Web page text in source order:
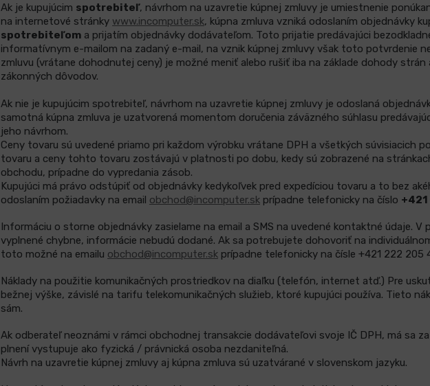
Ak je kupujúcim spotrebiteľ, návrhom na uzavretie kúpnej zmluvy je umiestnenie
na internetové stránky www.incomputer.sk, kúpna zmluva vzniká odoslaním objednávky
spotrebiteľom a prijatím objednávky dodávateľom. Toto prijatie predávajúci
informatívnym e-mailom na zadaný e-mail, na vznik kúpnej zmluvy však toto potvrdenie
zmluvu (vrátane dohodnutej ceny) je možné meniť alebo rušiť iba na základe dohody strán
zákonných dôvodov.
Ak nie je kupujúcim spotrebiteľ, návrhom na uzavretie kúpnej zmluvy je odoslaná
samotná kúpna zmluva je uzatvorená momentom doručenia záväzného súhlasu
jeho návrhom.
Ceny tovaru sú uvedené priamo pri každom výrobku vrátane DPH a všetkých súvisiacich
tovaru a ceny tohto tovaru zostávajú v platnosti po dobu, kedy sú zobrazené na
obchodu, prípadne do vypredania zásob.
Kupujúci má právo odstúpiť od objednávky kedykoľvek pred expedíciou tovaru a to bez
odoslaním požiadavky na email obchod@incomputer.sk prípadne telefonicky na číslo
Informáciu o storne objednávky zasielame na email a SMS na uvedené kontaktné údaje. V
vyplnené chybne, informácie nebudú dodané. Ak sa potrebujete dohovoriť na
toto možné na emailu obchod@incomputer.sk prípadne telefonicky na čísle +421 222 205
Náklady na použitie komunikačných prostriedkov na diaľku (telefón, internet atď.) Pre
bežnej výške, závislé na tarifu telekomunikačných služieb, ktoré kupujúci používa. Tieto
sám.
Ak odberateľ neoznámi v rámci obchodnej transakcie dodávateľovi svoje IČ DPH, má sa
plnení vystupuje ako fyzická / právnická osoba nezdaniteľná.
Návrh na uzavretie kúpnej zmluvy aj kúpna zmluva sú uzatvárané v slovenskom jazyku.